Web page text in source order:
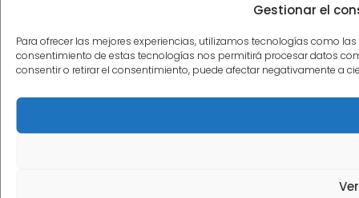
Gestionar el
Para ofrecer las mejores experiencias, utilizamos tecnologías como
consentimiento de estas tecnologías nos permitirá procesar datos
consentir o retirar el consentimiento, puede afectar negativamente a